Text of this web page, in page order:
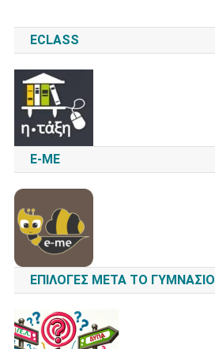
ECLASS
E-ME
ΕΠΙΛΟΓΈΣ ΜΕΤΆ ΤΟ ΓΥΜΝΆΣΙΟ